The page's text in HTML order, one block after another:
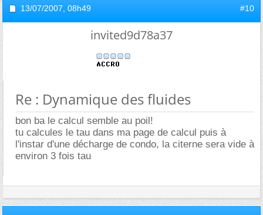
13/07/2007, 08h49 #10
invited9d78a37
Re : Dynamique des fluides
bon ba le calcul semble au poil!
tu calcules le tau dans ma page de calcul puis à
l'instar d'une décharge de condo, la citerne sera vide à
environ 3 fois tau